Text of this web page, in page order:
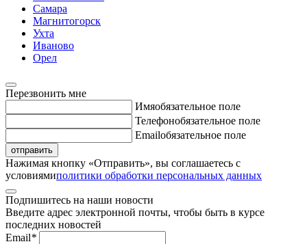
Самара
Магнитогорск
Ухта
Иваново
Орел
Перезвонить мне
Имяобязательное поле
Телефонобязательное поле
Emailобязательное поле
отправить
Нажимая кнопку «Отправить», вы соглашаетесь с
условиямиполитики обработки персональных данных
Подпишитесь на наши новости
Введите адрес электронной почты, чтобы быть в курсе
последних новостей
Email*